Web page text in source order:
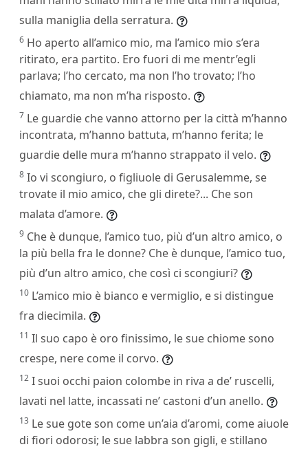
sulla maniglia della serratura.
6 Ho aperto all’amico mio, ma l’amico mio s’era
ritirato, era partito. Ero fuori di me mentr’egli
parlava; l’ho cercato, ma non l’ho trovato; l’ho
chiamato, ma non m’ha risposto.
7 Le guardie che vanno attorno per la città m’hanno
incontrata, m’hanno battuta, m’hanno ferita; le
guardie delle mura m’hanno strappato il velo.
8 Io vi scongiuro, o figliuole di Gerusalemme, se
trovate il mio amico, che gli direte?... Che son
malata d’amore.
9 Che è dunque, l’amico tuo, più d’un altro amico, o
la più bella fra le donne? Che è dunque, l’amico tuo,
più d’un altro amico, che così ci scongiuri?
10 L’amico mio è bianco e vermiglio, e si distingue
fra diecimila.
11 Il suo capo è oro finissimo, le sue chiome sono
crespe, nere come il corvo.
12 I suoi occhi paion colombe in riva a de’ ruscelli,
lavati nel latte, incassati ne’ castoni d’un anello.
13 Le sue gote son come un’aia d’aromi, come aiuole
di fiori odorosi; le sue labbra son gigli, e stillano